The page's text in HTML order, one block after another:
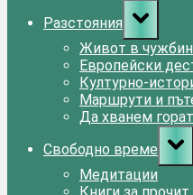
Разстояния
Toggle
sub-
menu
Живот в
Европейски
Културно-
Маршрути и
Да хванем
Свободно време
sub-
menu
Медитации